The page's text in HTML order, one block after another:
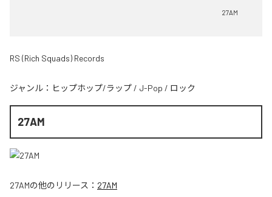
27AM
RS (Rich Squads) Records
ジャンル： ヒップホップ/ラップ / J-Pop / ロック
27AM
27AMの他のリリース： 27AM